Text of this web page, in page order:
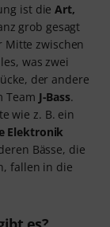
ist dieArt,
grob gesagt
Mitte zwischen
was zwei
der andere
Team J-Bass.
wie z. B. ein
Elektronik
Bässe, die
fallen in die